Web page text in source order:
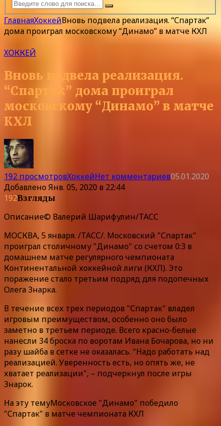
ГлавнаяХоккейВновь подвела реализация. “Спартак”
дома проиграл московскому “Динамо” в матче КХЛ
ХОККЕЙ
Вновь подвела реализация.
“Спартак” дома проиграл
московскому “Динамо” в матче
КХЛ
192 просмотровХоккейНет комментариев05.01.2020
ДобавленоЯнв. 05, 2020 в 22:44
192Взгляды
Описание© Валерий Шарифулин/ТАСС
МОСКВА, 5 января. /ТАСС/. Московский "Спартак"
проиграл столичному "Динамо" со счетом 0:3 в
домашнем матче регулярного чемпионата
Континентальной хоккейной лиги (КХЛ). Это
поражение стало третьим подряд для подопечных
Олега Знарка.
В течение всех трех периодов "Спартак" владел
игровым преимуществом, особенно оно было
заметно в третьем периоде. Всего красно-белые
нанесли 34 броска по воротам Ивана Бочарова, но ни
разу шайба в сетке не оказалась. "Надо работать над
реализацией. Уверенность есть, но опять же, не
хватает реализации", – подчеркнул после игры
Знарок.
На эту темуМосковское "Динамо" победило
"Спартак" в матче чемпионата КХЛ